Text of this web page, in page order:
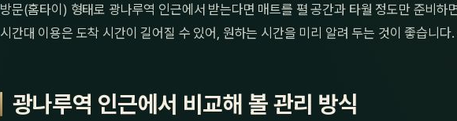
방문(홈타이) 형태로 광나루역 인근에서 받는다면 매트를 펼 공간과 타월 정도만 준비하
시간대 이용은 도착 시간이 길어질 수 있어, 원하는 시간을 미리 알려 두는 것이 좋습니다.
광나루역 인근에서 비교해 볼 관리 방식